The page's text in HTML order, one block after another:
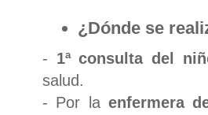
¿Dónde se
- 1ª consulta del
salud.
- Por la enfermera